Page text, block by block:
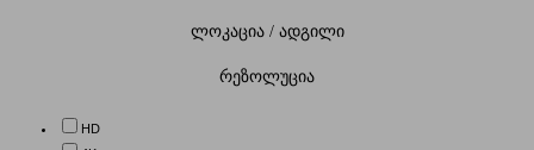
ლოკაცია / ადგილი
რეზოლუცია
HD